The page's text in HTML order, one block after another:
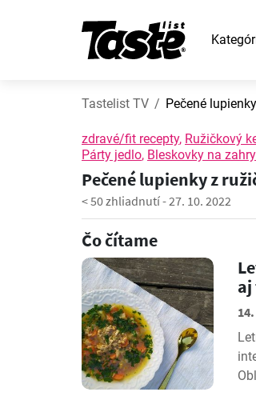
Tastelist TV Pečené
zdravé/fit recepty, Ružičkový
Párty jedlo, Bleskovky na
Pečené lupienky z
< 50 zhliadnutí-27. 10. 2022
Čo čítame
aj